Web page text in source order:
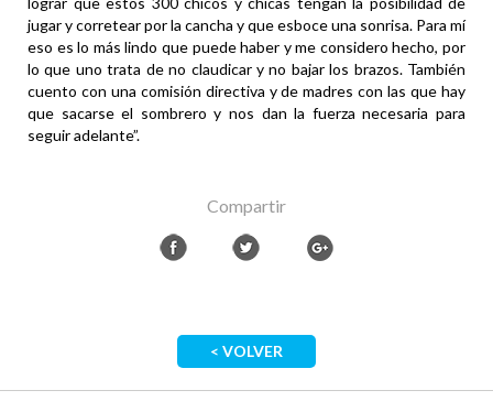
jugar y corretear por la cancha y que esboce una sonrisa. Para mí
eso es lo más lindo que puede haber y me considero hecho, por
lo que uno trata de no claudicar y no bajar los brazos. También
cuento con una comisión directiva y de madres con las que hay
que sacarse el sombrero y nos dan la fuerza necesaria para
seguir adelante”.
Compartir
< VOLVER